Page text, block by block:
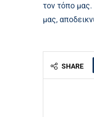
τον τόπο μας.
μας,
SHARE